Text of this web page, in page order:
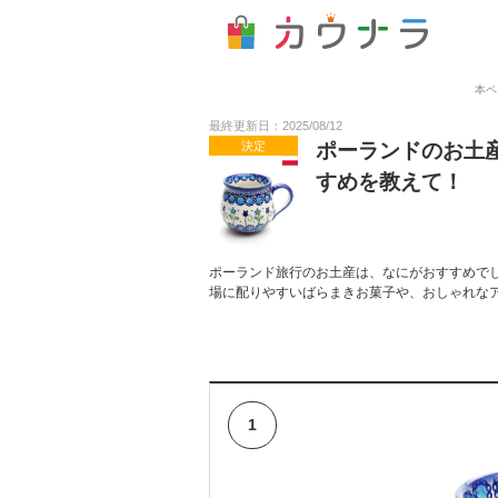
本
最終更新日：2025/08/12
決定
ポーランドのお土
すめを教えて！
ポーランド旅行のお土産は、なにがおすすめ
場に配りやすいばらまきお菓子や、おしゃれ
1